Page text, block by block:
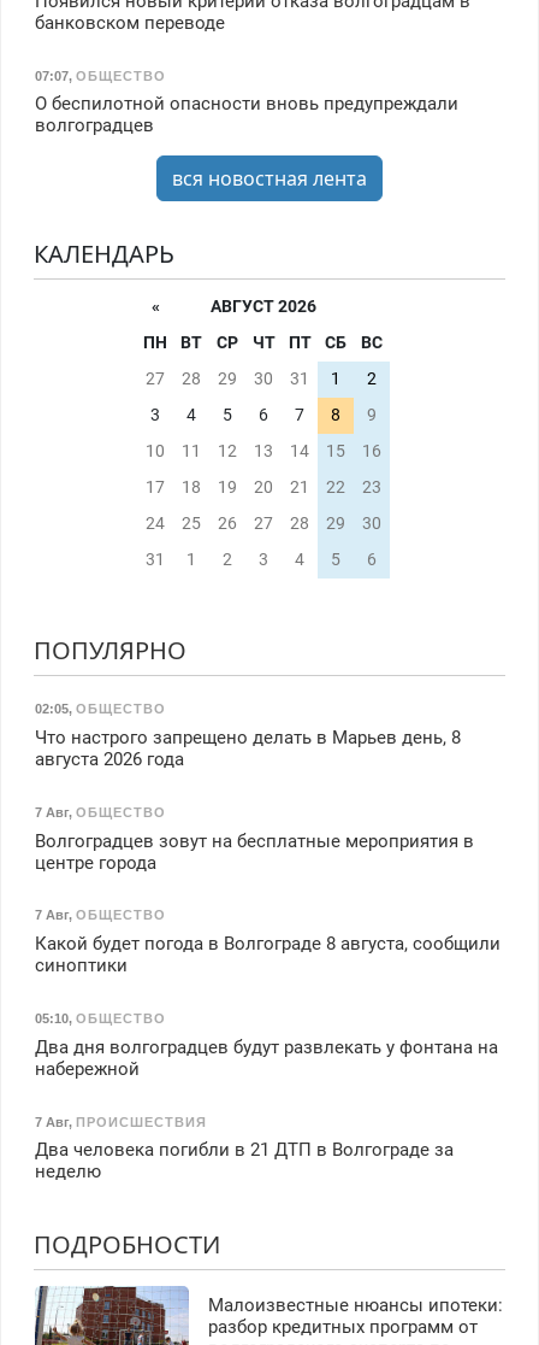
банковском переводе
07:07, ОБЩЕСТВО
О беспилотной опасности вновь предупреждали
волгоградцев
вся новостная лента
КАЛЕНДАРЬ
«
АВГУСТ 2026
ПН
ВТ СР ЧТ ПТ СБ
ВС
27
28 29 30 31 1
2
3
4 5 6 7 8
9
10
11 12 13 14 15
16
17
18 19 20 21 22
23
24
25 26 27 28 29
30
31
1 2 3 4 5 6
ПОПУЛЯРНО
02:05, ОБЩЕСТВО
Что настрого запрещено делать в Марьев день, 8
августа 2026 года
7 Авг, ОБЩЕСТВО
Волгоградцев зовут на бесплатные мероприятия в
центре города
7 Авг, ОБЩЕСТВО
Какой будет погода в Волгограде 8 августа, сообщили
синоптики
05:10, ОБЩЕСТВО
Два дня волгоградцев будут развлекать у фонтана на
набережной
7 Авг, ПРОИСШЕСТВИЯ
Два человека погибли в 21 ДТП в Волгограде за
неделю
ПОДРОБНОСТИ
Малоизвестные нюансы ипотеки:
разбор кредитных программ от